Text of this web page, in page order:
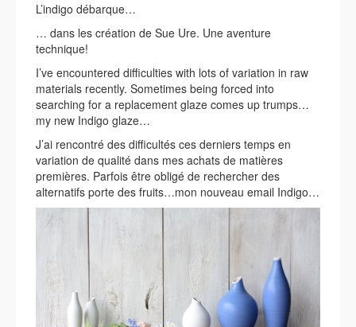
L’indigo débarque…
… dans les création de Sue Ure. Une aventure
technique!
I’ve encountered difficulties with lots of variation in raw
materials recently. Sometimes being forced into
searching for a replacement glaze comes up trumps…
my new Indigo glaze…
J’ai rencontré des difficultés ces derniers temps en
variation de qualité dans mes achats de matières
premières. Parfois être obligé de rechercher des
alternatifs porte des fruits…mon nouveau email Indigo…